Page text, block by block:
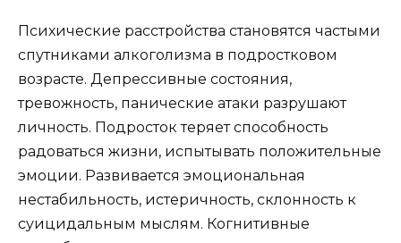
Психические расстройства становятся частыми
спутниками алкоголизма в подростковом
возрасте. Депрессивные состояния,
тревожность, панические атаки разрушают
личность. Подросток теряет способность
радоваться жизни, испытывать положительные
эмоции. Развивается эмоциональная
нестабильность, истеричность, склонность к
суицидальным мыслям. Когнитивные